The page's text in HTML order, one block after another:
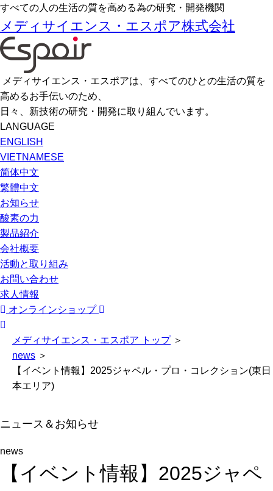
すべての人の生活の質を高める為の研究・開発機関
メディサイエンス・エスポア株式会社
メディサイエンス・エスポアは、すべてのひとの生活の質を
高めるお手伝いのため、
日々、新技術の研究・開発に取り組んでいます。
LANGUAGE
ENGLISH
VIETNAMESE
简体中文
繁體中文
お知らせ
酸素の力
製品紹介
会社概要
活動と取り組み
お問い合わせ
求人情報
オンラインショップ
メディサイエンス・エスポア トップ＞
news ＞
【イベント情報】2025ジャペル・プロ・コレクション(東日
本エリア)
ニュース＆お知らせ
news
【イベント情報】2025ジャペ